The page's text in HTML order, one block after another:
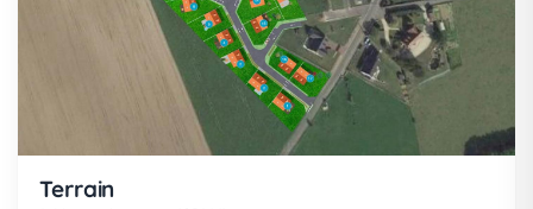
Terrain